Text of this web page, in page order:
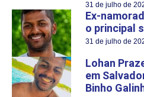
31 de julho de
Ex-
o principal
31 de julho de
Lohan
em
Binho